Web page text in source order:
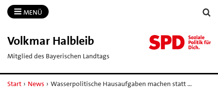
MENÜ
Volkmar Halbleib
Mitglied des Bayerischen Landtags
Start › News › Wasserpolitische Hausaufgaben machen statt …